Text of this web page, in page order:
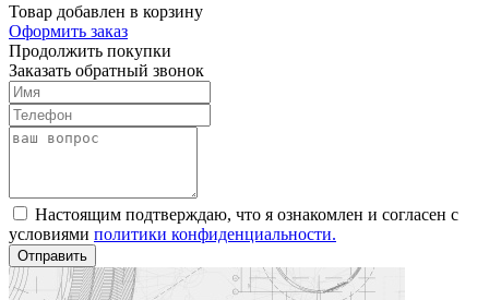
Товар добавлен в корзину
Оформить заказ
Продолжить покупки
Заказать обратный звонок
Настоящим подтверждаю, что я ознакомлен и согласен с
условиями политики конфиденциальности.
Отправить